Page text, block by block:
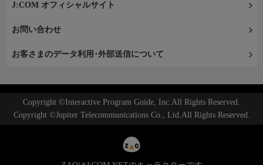
J:COM オフィシャルサイト
お問い合わせ
お客さまのデータ利用･外部送信について
Copyright ©Interactive Program Guide, Inc.All Rights Reserved.
Copyright ©Jupiter Telecommunications Co., Ltd.All Rights Reserved.